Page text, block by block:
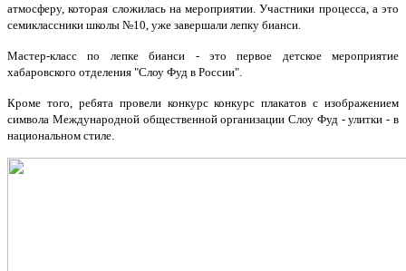
атмосферу, которая сложилась на мероприятии. Участники процесса, а это
семиклассники школы №10, уже завершали лепку бианси.
Мастер-класс по лепке бианси - это первое детское мероприятие
хабаровского отделения "Слоу Фуд в России".
Кроме того, ребята провели конкурс конкурс плакатов с изображением
символа Международной общественной организации Слоу Фуд - улитки - в
национальном стиле.